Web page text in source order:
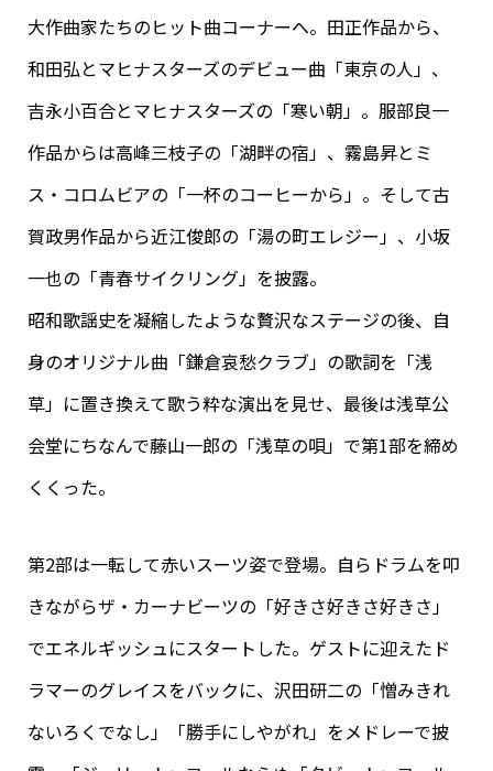
大作曲家たちのヒット曲コーナーへ。田正作品から、
和田弘とマヒナスターズのデビュー曲「東京の人」、
吉永小百合とマヒナスターズの「寒い朝」。服部良一
作品からは高峰三枝子の「湖畔の宿」、霧島昇とミ
ス・コロムビアの「一杯のコーヒーから」。そして古
賀政男作品から近江俊郎の「湯の町エレジー」、小坂
一也の「青春サイクリング」を披露。
昭和歌謡史を凝縮したような贅沢なステージの後、自
身のオリジナル曲「鎌倉哀愁クラブ」の歌詞を「浅
草」に置き換えて歌う粋な演出を見せ、最後は浅草公
会堂にちなんで藤山一郎の「浅草の唄」で第1部を締め
くくった。
第2部は一転して赤いスーツ姿で登場。自らドラムを叩
きながらザ・カーナビーツの「好きさ好きさ好きさ」
でエネルギッシュにスタートした。ゲストに迎えたド
ラマーのグレイスをバックに、沢田研二の「憎みきれ
ないろくでなし」「勝手にしやがれ」をメドレーで披